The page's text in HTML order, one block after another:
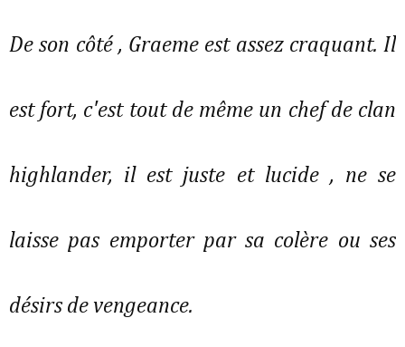
De son côté , Graeme est assez craquant. Il
est fort, c'est tout de même un chef de clan
highlander, il est juste et lucide , ne se
laisse pas emporter par sa colère ou ses
désirs de vengeance.